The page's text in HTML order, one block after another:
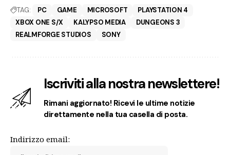
TAG: PC GAME MICROSOFT
PLAYSTATION 4
XBOX ONE S/X
KALYPSO MEDIA
DUNGEONS 3
REALMFORGE STUDIOS
SONY
Iscriviti alla nostra newslettere!
Rimani aggiornato! Ricevi le ultime notizie
direttamente nella tua casella di posta.
Indirizzo email: